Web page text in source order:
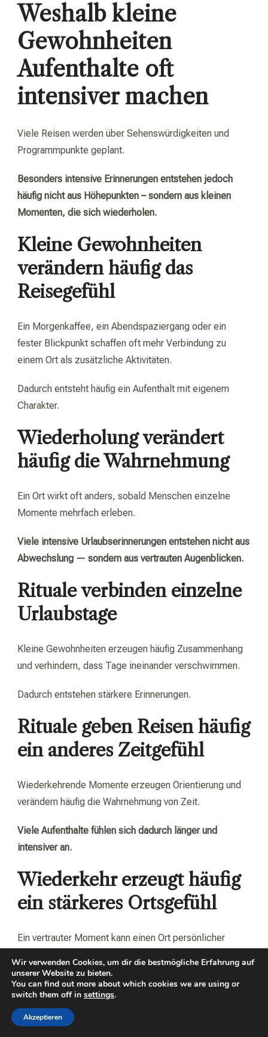
Weshalb kleine
Gewohnheiten
Aufenthalte oft
intensiver machen
Viele Reisen werden über Sehenswürdigkeiten und
Programmpunkte geplant.
Besonders intensive Erinnerungen entstehen jedoch
häufig nicht aus Höhepunkten – sondern aus kleinen
Momenten, die sich wiederholen.
Kleine Gewohnheiten
verändern häufig das
Reisegefühl
Ein Morgenkaffee, ein Abendspaziergang oder ein
fester Blickpunkt schaffen oft mehr Verbindung zu
einem Ort als zusätzliche Aktivitäten.
Dadurch entsteht häufig ein Aufenthalt mit eigenem
Charakter.
Wiederholung verändert
häufig die Wahrnehmung
Ein Ort wirkt oft anders, sobald Menschen einzelne
Momente mehrfach erleben.
Viele intensive Urlaubserinnerungen entstehen nicht aus
Abwechslung — sondern aus vertrauten Augenblicken.
Rituale verbinden einzelne
Urlaubstage
Kleine Gewohnheiten erzeugen häufig Zusammenhang
und verhindern, dass Tage ineinander verschwimmen.
Dadurch entstehen stärkere Erinnerungen.
Rituale geben Reisen häufig
ein anderes Zeitgefühl
Wiederkehrende Momente erzeugen Orientierung und
verändern häufig die Wahrnehmung von Zeit.
Viele Aufenthalte fühlen sich dadurch länger und
intensiver an.
Wiederkehr erzeugt häufig
ein stärkeres Ortsgefühl
Ein vertrauter Moment kann einen Ort persönlicher
Dadurch entsteht häufig mehr Bindung.
Kleine Momente bleiben
Wir verwenden Cookies, um dir die bestmögliche Erfahrung auf
unserer Website zu bieten.
You can find out more about which cookies we are using or
switch them off in settings.
Akzeptieren